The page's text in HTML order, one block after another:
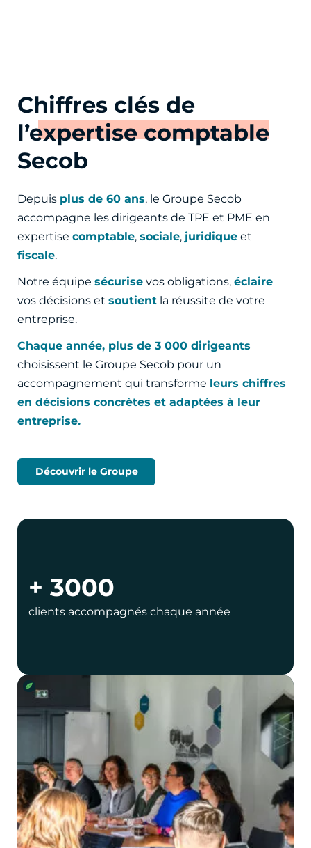
Chiffres clés de
l’expertise comptable
Secob
Depuis plus de 60 ans, le Groupe Secob
accompagne les dirigeants de TPE et PME en
expertise comptable, sociale, juridique et
fiscale.
Notre équipe sécurise vos obligations, éclaire
vos décisions et soutient la réussite de votre
entreprise.
Chaque année, plus de 3 000 dirigeants
choisissent le Groupe Secob pour un
accompagnement qui transforme leurs chiffres
en décisions concrètes et adaptées à leur
entreprise.
Découvrir le Groupe
+ 3000
clients accompagnés chaque année